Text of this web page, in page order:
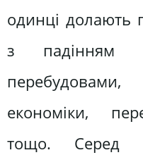
одинці долають
з падінням
економіки,
тощо. Серед